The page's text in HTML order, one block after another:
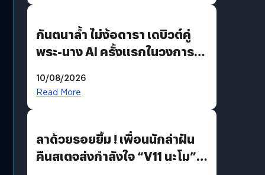
กันตนาล้ำ ไม่ง้อดารา เดบิวต์คู่
พระ-นาง AI ครั้งแรกในวงการ
10/08/2026
Read More
ลาด้วยรอยยิ้ม ! เพื่อนนักล่าฝัน
คืนสเตจส่งกำลังใจ “V11 นะโม”